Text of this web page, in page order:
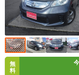
無
料